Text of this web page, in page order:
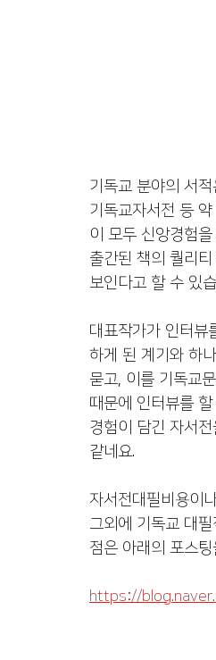
기독교 분야의 서
기독교자서전 등
이 모두 신앙경험
출간된 책의 퀄리
보인다고 할 수 있
대표작가가 인터뷰
하게 된 계기와 하
묻고, 이를 기독교
때문에 인터뷰를
경험이 담긴 자서
같네요.
자서전대필비용이
그외에 기독교 대
점은 아래의 포스
https://